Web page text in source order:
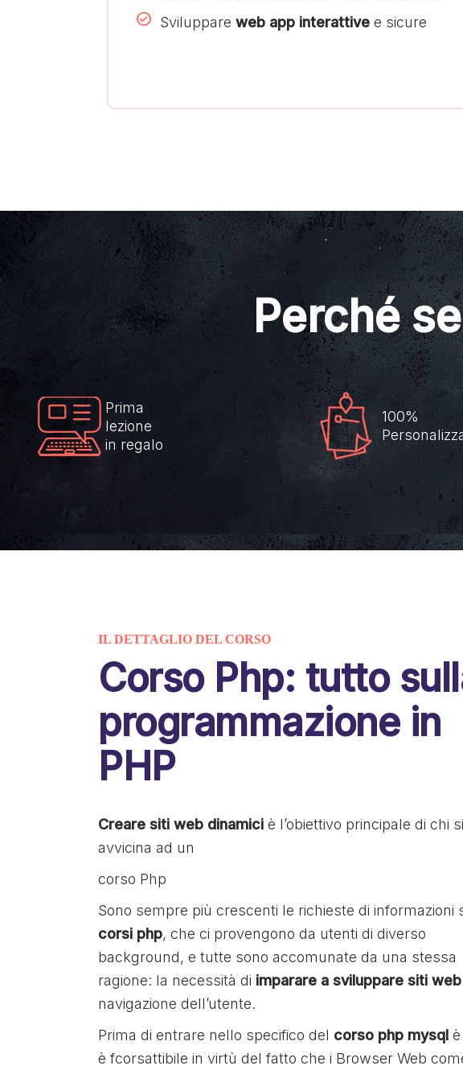
Sviluppare web app interattive e sicure
Perché
Prima
lezione
in regalo
100%
IL DETTAGLIO DEL CORSO
Corso Php: tutto
programmazione in
PHP
Creare siti web dinamici è l’obiettivo principale di chi si
avvicina ad un
corso Php
Sono sempre più crescenti le richieste di informazioni
corsi php, che ci provengono da utenti di diverso
background, e tutte sono accomunate da una stessa
ragione: la necessità di imparare a sviluppare siti
navigazione dell’utente.
Prima di entrare nello specifico del corso php mysql
è fcorsattibile in virtù del fatto che i Browser Web